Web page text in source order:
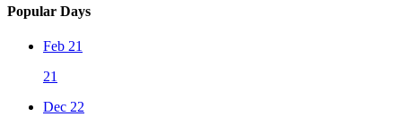
Popular Days
Feb 21
21
Dec 22